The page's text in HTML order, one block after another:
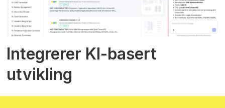
Integrerer KI-basert
utvikling